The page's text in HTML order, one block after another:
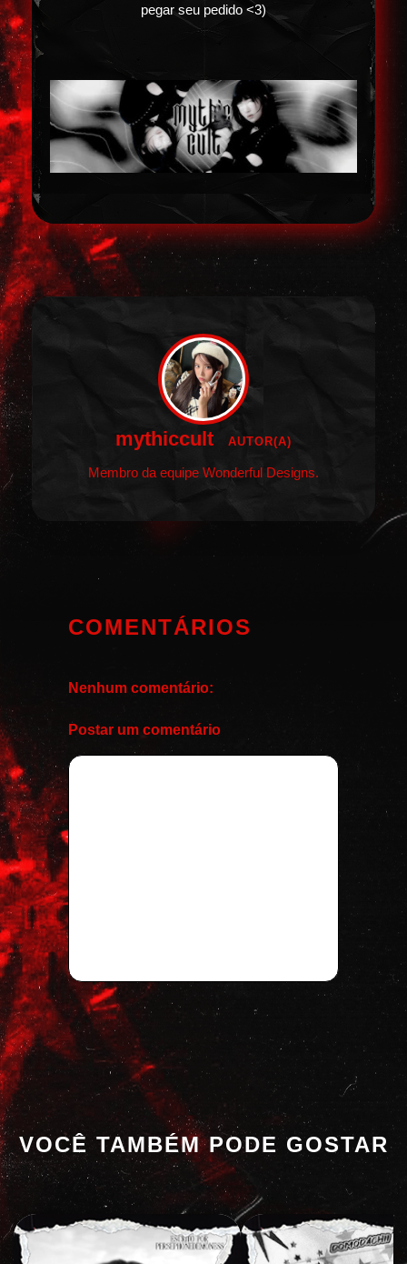
pegar seu pedido <3)
mythiccult AUTOR(A)
Membro da equipe Wonderful Designs.
COMENTÁRIOS
Nenhum comentário:
Postar um comentário
VOCÊ TAMBÉM PODE GOSTAR